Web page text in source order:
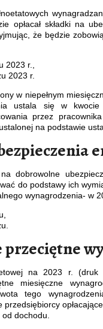
opłacał składki na
że będzie
2023 r.,
2023 r.
w niepełnym
ustala się w
przez
na podstawie
na dobrowolne
do podstawy ich
wynagrodzenia- w
przeciętne
na 2023 r.
miesięczne
tego
przedsiębiorcy
od dochodu.